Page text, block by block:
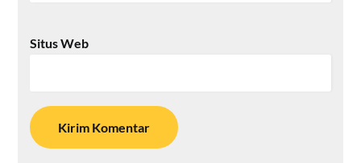
Situs Web